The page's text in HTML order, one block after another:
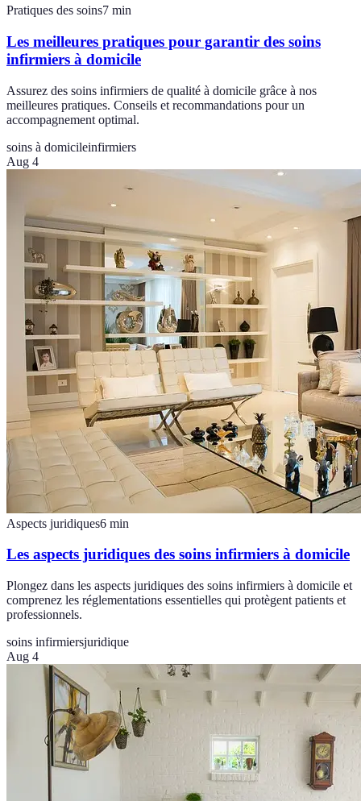
Pratiques des soins7 min
Les meilleures pratiques pour garantir des soins
infirmiers à domicile
Assurez des soins infirmiers de qualité à domicile grâce à nos
meilleures pratiques. Conseils et recommandations pour un
accompagnement optimal.
soins à domicileinfirmiers
Aug 4
Aspects juridiques6 min
Les aspects juridiques des soins infirmiers à domicile
Plongez dans les aspects juridiques des soins infirmiers à domicile et
comprenez les réglementations essentielles qui protègent patients et
professionnels.
soins infirmiersjuridique
Aug 4